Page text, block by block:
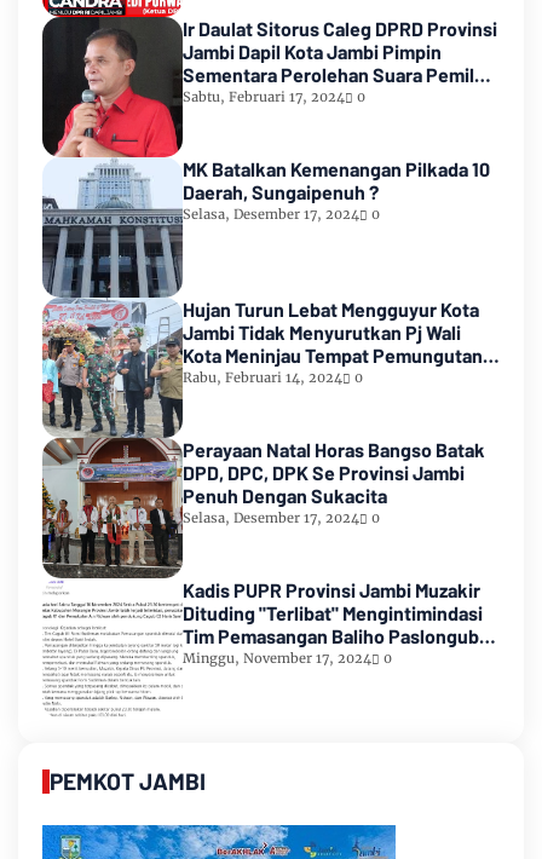
Ir Daulat Sitorus Caleg DPRD Provinsi
Jambi Dapil Kota Jambi Pimpin
Sementara Perolehan Suara Pemilu
2024
Sabtu, Februari 17, 2024 0
MK Batalkan Kemenangan Pilkada 10
Daerah, Sungaipenuh ?
Selasa, Desember 17, 2024 0
Hujan Turun Lebat Mengguyur Kota
Jambi Tidak Menyurutkan Pj Wali
Kota Meninjau Tempat Pemungutan
Suara Pemilu 2024
Rabu, Februari 14, 2024 0
Perayaan Natal Horas Bangso Batak
DPD, DPC, DPK Se Provinsi Jambi
Penuh Dengan Sukacita
Selasa, Desember 17, 2024 0
Kadis PUPR Provinsi Jambi Muzakir
Dituding "Terlibat" Mengintimindasi
Tim Pemasangan Baliho Paslongub
Romi-Sudirman
Minggu, November 17, 2024 0
PEMKOT JAMBI